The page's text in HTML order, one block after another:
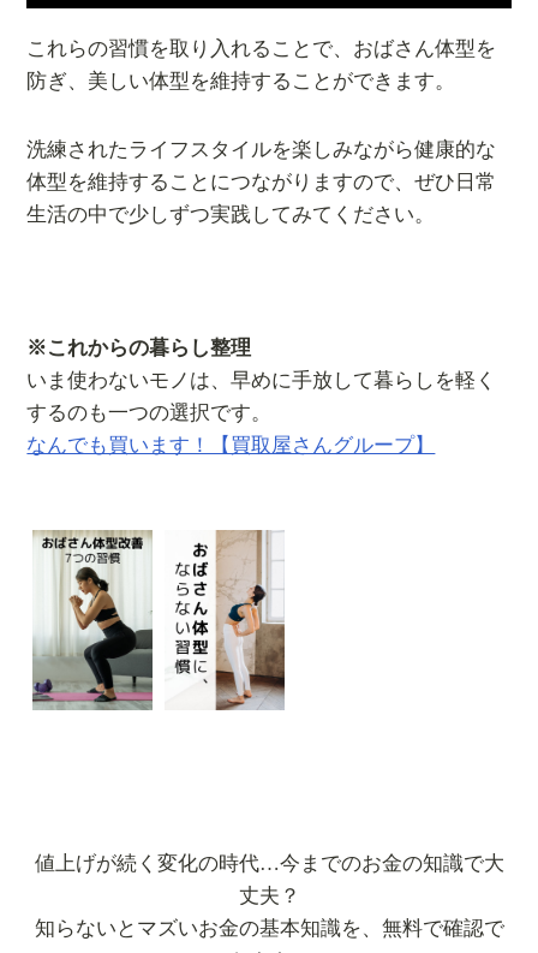
これらの習慣を取り入れることで、おばさん体型を
防ぎ、美しい体型を維持することができます。
洗練されたライフスタイルを楽しみながら健康的な
体型を維持することにつながりますので、ぜひ日常
生活の中で少しずつ実践してみてください。
※これからの暮らし整理
いま使わないモノは、早めに手放して暮らしを軽く
するのも一つの選択です。
なんでも買います！【買取屋さんグループ】
値上げが続く変化の時代…今までのお金の知識で大
丈夫？
知らないとマズいお金の基本知識を、無料で確認で